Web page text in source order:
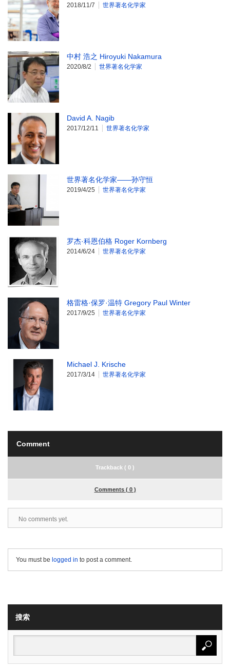
2018/11/7 世界著名化学家
中村 浩之 Hiroyuki Nakamura
2020/8/2 世界著名化学家
David A. Nagib
2017/12/11 世界著名化学家
世界著名化学家——孙守恒
2019/4/25 世界著名化学家
罗杰·科恩伯格 Roger Kornberg
2014/6/24 世界著名化学家
格雷格·保罗·温特 Gregory Paul Winter
2017/9/25 世界著名化学家
Michael J. Krische
2017/3/14 世界著名化学家
Comment
Trackback ( 0 )
Comments ( 0 )
No comments yet.
You must be logged in to post a comment.
搜索